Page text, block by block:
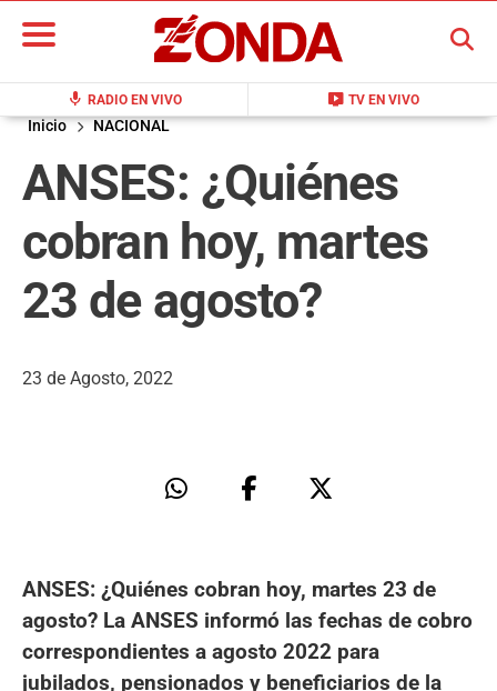
mic RADIO EN VIVO live_tv TV EN VIVO
BUSCAR
Inicio NACIONAL
ANSES: ¿Quiénes
cobran hoy, martes
23 de agosto?
23 de Agosto, 2022
ANSES: ¿Quiénes cobran hoy, martes 23 de
agosto? La ANSES informó las fechas de cobro
correspondientes a agosto 2022 para
jubilados, pensionados y beneficiarios de la